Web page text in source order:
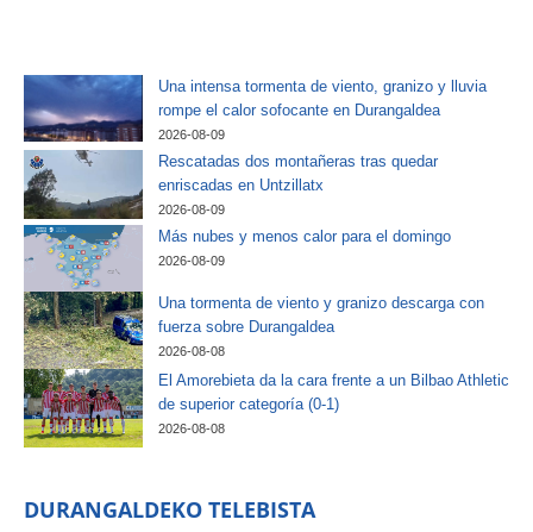
Una intensa tormenta de viento, granizo y lluvia
rompe el calor sofocante en Durangaldea
2026-08-09
Rescatadas dos montañeras tras quedar
enriscadas en Untzillatx
2026-08-09
Más nubes y menos calor para el domingo
2026-08-09
Una tormenta de viento y granizo descarga con
fuerza sobre Durangaldea
2026-08-08
El Amorebieta da la cara frente a un Bilbao Athletic
de superior categoría (0-1)
2026-08-08
DURANGALDEKO TELEBISTA